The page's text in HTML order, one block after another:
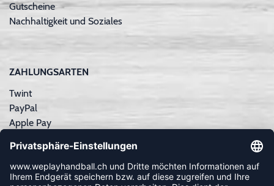
Gutscheine
Nachhaltigkeit und Soziales
ZAHLUNGSARTEN
Twint
PayPal
Apple Pay
Kreditkarte
Rechnungskauf